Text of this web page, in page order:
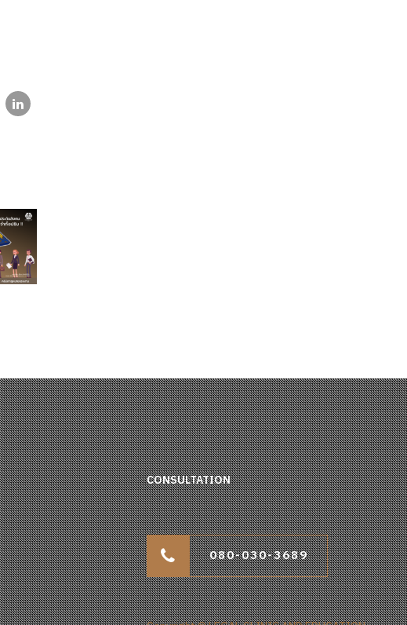
CONSULTATION
080-030-3689